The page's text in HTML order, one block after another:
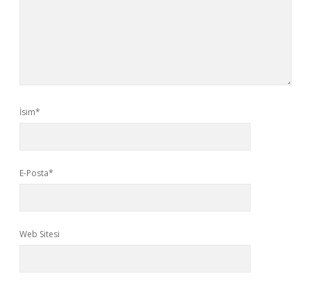
İsim*
E-Posta*
Web Sitesi